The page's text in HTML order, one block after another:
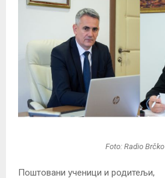
Foto: Radio Brčko
Поштовани ученици и родитељи,